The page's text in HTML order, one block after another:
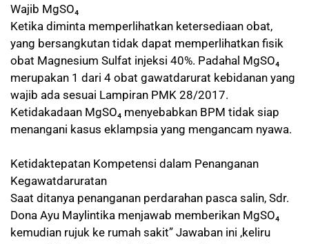
Wajib MgSO₄
Ketika diminta memperlihatkan ketersediaan obat,
yang bersangkutan tidak dapat memperlihatkan fisik
obat Magnesium Sulfat injeksi 40%. Padahal MgSO₄
merupakan 1 dari 4 obat gawatdarurat kebidanan yang
wajib ada sesuai Lampiran PMK 28/2017.
Ketidakadaan MgSO₄ menyebabkan BPM tidak siap
menangani kasus eklampsia yang mengancam nyawa.
Ketidaktepatan Kompetensi dalam Penanganan
Kegawatdaruratan
Saat ditanya penanganan perdarahan pasca salin, Sdr.
Dona Ayu Maylintika menjawab memberikan MgSO₄
kemudian rujuk ke rumah sakit” Jawaban ini ,keliru